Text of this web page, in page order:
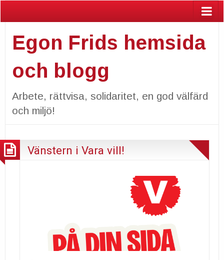
Egon Frids hemsida
och blogg
Arbete, rättvisa, solidaritet, en god välfärd
och miljö!
Vänstern i Vara vill!